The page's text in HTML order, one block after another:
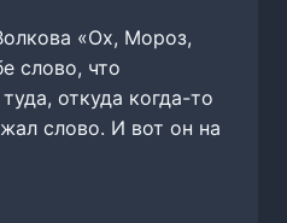
«Ох, Мороз,
слово, что
откуда когда-то
слово. И вот он на